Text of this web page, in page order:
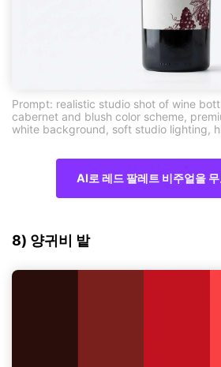
Prompt: realistic studio shot of wine
cabernet and blush color scheme,
white background, soft studio lighting,
AI로 레드 팔레트 비주얼을
8) 양귀비 밭